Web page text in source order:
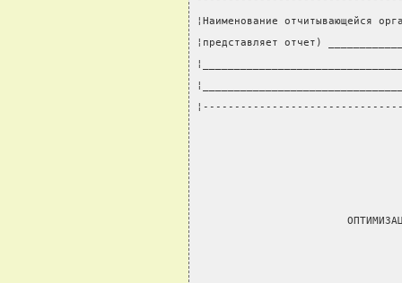
¦Наименование отчитывающейся
¦представляет отчет)